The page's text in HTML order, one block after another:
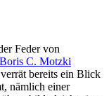
Feder von
Boris C. Motzki
bereits ein Blick
nämlich einer